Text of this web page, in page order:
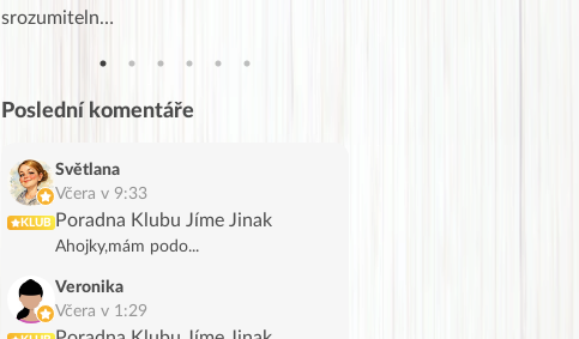
srozumiteln…
Poslední komentáře
KLUB
Světlana
Včera v 9:33
Poradna Klubu Jíme Jinak
Ahojky,mám podo...
Veronika
Včera v 1:29